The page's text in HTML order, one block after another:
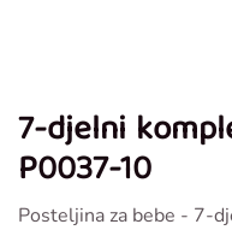
7-djelni
P0037-10
Posteljina za bebe - 7-